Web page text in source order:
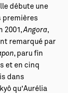
débute une
premières
2001,Angora,
remarqué par
, paru fin
et en cinq
dans
qu’Aurélia